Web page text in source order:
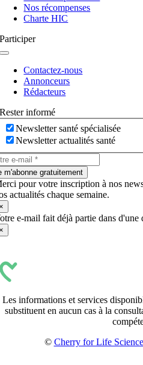
Nos récompenses
Charte HIC
Participer
Navigation
basculeContactez-nous
Annonceurs
Rédacteurs
Rester informé
Newsletter santé spécialisée
Newsletter actualités santé
m'abonne gratuitement
pour votre inscription à nos
actualités chaque semaine.
e-mail fait déjà partie dans
Les informations et services
substituent en aucun cas à la
© Cherry for Life Science